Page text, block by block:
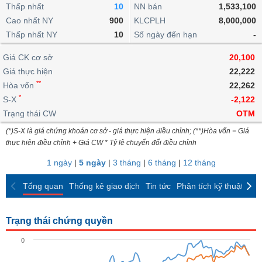
lỗ
dịch
nội
Niên
giám
Tài
liệu
cổ
Định
giá
ngoài
doanh
Top
cổ
phiếu
ngành
giao
dịch
dịch
Chứng
quyền
quan
Thống
giao
dịch
Thống
giao
dịch
Tin
tức
Phân
tích
kỹ
thuật
trực
tuyến
Bộ
lọc
cổ
So
sánh
Báo
cáo
Vĩ
mô
lai
Chứng
quyền
Trái
phiếu
IR
Awards
tạo
Dịch
vụ
Thấp nhất
10
Cao nhất NY
900
Thấp nhất NY
10
NN bán
1,533,100
KLCPLH
8,000,000
Số ngày đến hạn
-
Giá CK cơ sở
20,100
Giá thực hiện
22,222
Hòa vốn **
22,262
S-X *
-2,122
Trạng thái CW
OTM
(*)S-X là giá chứng khoán cơ sở - giá thực hiện điều chỉnh; (**)Hòa vốn = Giá
thực hiện điều chỉnh + Giá CW * Tỷ lệ chuyển đổi điều chỉnh
1 ngày| 5 ngày| 3 tháng | 6 tháng | 12 tháng
Tổng quan Thống kê giao dịch Tin tức Phân tích kỹ thuật
Trạng thái chứng quyền
0
BẤT
ĐỘNG
SẢN
TÀI
CHÍNH
HÀNG
KINH